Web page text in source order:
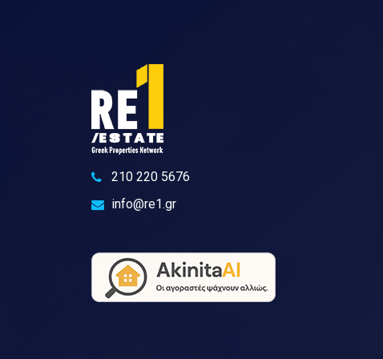
210 220 5676
info@re1.gr